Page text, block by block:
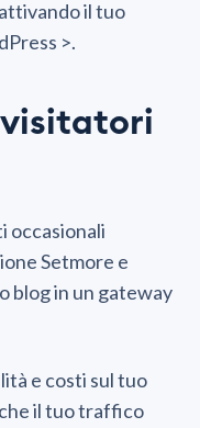
il tuo
>.
visitatori
occasionali
Setmore e
blog in un gateway
e costi sul tuo
il tuo traffico